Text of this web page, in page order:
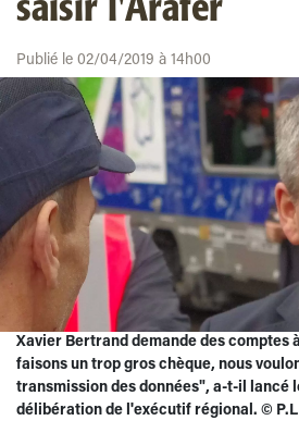
saisir l'Arafer
Publié le 02/04/2019 à 14h00
Xavier Bertrand demande des comptes
faisons un trop gros chèque, nous
transmission des données", a-t-il lancé
délibération de l'exécutif régional. © P.L